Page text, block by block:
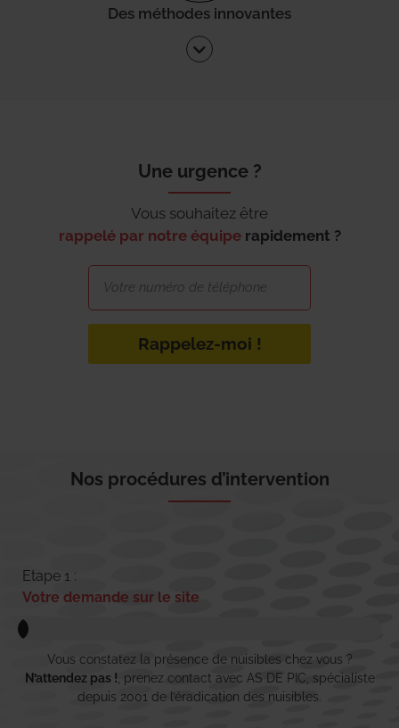
Des méthodes innovantes
Une urgence ?
Vous souhaitez être
rappelé par notre équipe rapidement ?
Rappelez-moi !
Nos procédures d’intervention
Etape 1 :
Votre demande sur le site
Vous constatez la présence de nuisibles chez vous ?
N’attendez pas ! , prenez contact avec AS DE PIC, spécialiste
depuis 2001 de l’éradication des nuisibles.